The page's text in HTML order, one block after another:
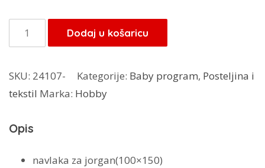
je:
39,00 KM.
33,15 KM.
Hobby
baby
rozo
količina
Dodaj u košaricu
SKU: 24107- Kategorije: Baby program, Posteljina i
tekstil Marka: Hobby
Opis
navlaka za jorgan(100×150)